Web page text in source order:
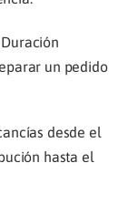
Duración
un pedido
desde el
hasta el